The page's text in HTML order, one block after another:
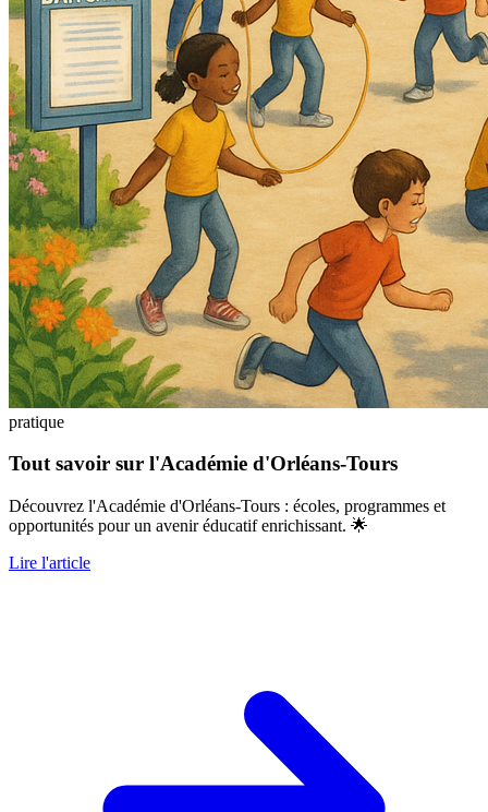
pratique
Tout savoir sur l'Académie d'Orléans-Tours
Découvrez l'Académie d'Orléans-Tours : écoles, programmes et
opportunités pour un avenir éducatif enrichissant. 🌟
Lire l'article